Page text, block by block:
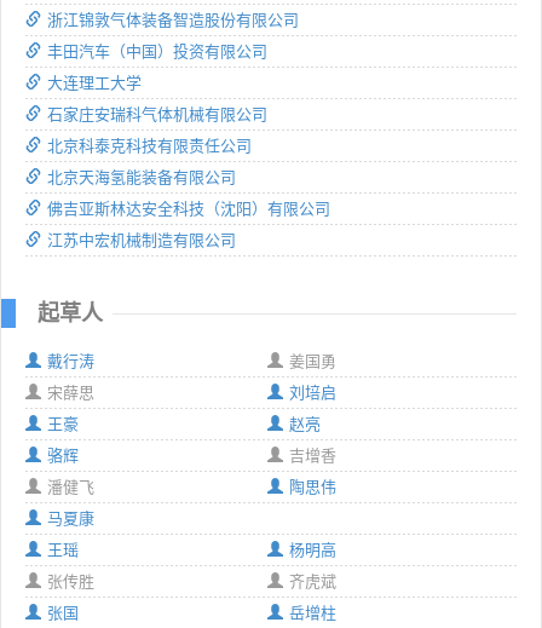
浙江锦敦气体装备智造股份有限公司
丰田汽车（中国）投资有限公司
大连理工大学
石家庄安瑞科气体机械有限公司
北京科泰克科技有限责任公司
北京天海氢能装备有限公司
佛吉亚斯林达安全科技（沈阳）有限公司
江苏中宏机械制造有限公司
起草人
戴行涛
姜国勇
宋薛思
刘培启
王豪
赵亮
骆辉
吉增香
潘健飞
陶思伟
马夏康
王瑶
杨明高
张传胜
齐虎斌
张国
岳增柱